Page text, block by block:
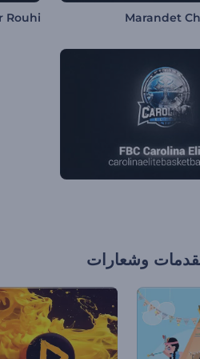
Marandet
Rouhi
وشعارات